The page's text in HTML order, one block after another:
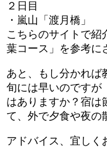
２日目
・嵐山「渡月橋」
こちらのサイトで紹
葉コース」を参考に
あと、もし分かれば
旬には早いのですが
はありますか？宿は
て、外で夕食や夜の
アドバイス、宜しく